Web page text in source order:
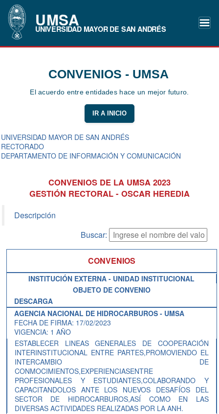
UMSA
UNIVERSIDAD MAYOR DE SAN ANDRÉS
CONVENIOS - UMSA
El acuerdo entre entidades hace un mejor futuro.
IR A INICIO
UNIVERSIDAD MAYOR DE SAN ANDRÉS
RECTORADO
DEPARTAMENTO DE INFORMACIÓN Y COMUNICACIÓN
CONVENIOS DE LA UMSA 2023
GESTIÓN RECTORAL - OSCAR HEREDIA
Descripción
Buscar:
CONVENIOS
INSTITUCIÓN EXTERNA - UNIDAD INSTITUCIONAL
OBJETO DE CONVENIO
DESCARGA
AGENCIA NACIONAL DE HIDROCARBUROS - UMSA
FECHA DE FIRMA: 17/02/2023
VIGENCIA: 1 AÑO
ESTABLECER LINEAS GENERALES DE COOPERACIÓN
INTERINSTITUCIONAL ENTRE PARTES,PROMOVIENDO EL
INTERCAMBIO DE
CONMOCIMIENTOS,EXPERIENCIASENTRE
PROFESIONALES Y ESTUDIANTES,COLABORANDO Y
CAPACITANDOLOS ANTE LOS NUEVOS DESAFÍOS DEL
SECTOR DE HIDROCARBUROS,ASÍ COMO EN LAS
DIVERSAS ACTIVIDADES REALIZADAS POR LA ANH.